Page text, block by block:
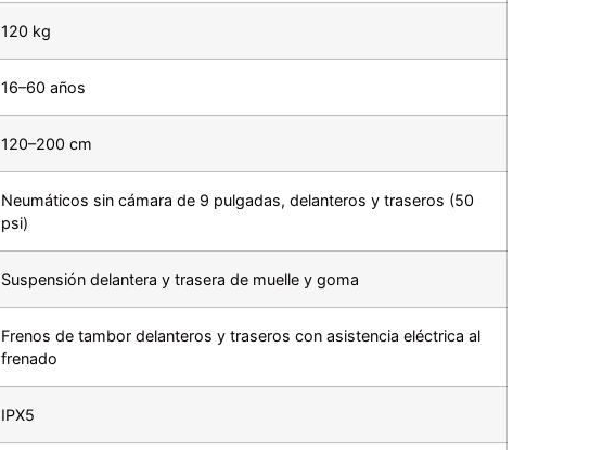
120 kg
16–60 años
120–200 cm
Neumáticos sin cámara de 9 pulgadas, delanteros y traseros (50
psi)
Suspensión delantera y trasera de muelle y goma
Frenos de tambor delanteros y traseros con asistencia eléctrica al
frenado
IPX5